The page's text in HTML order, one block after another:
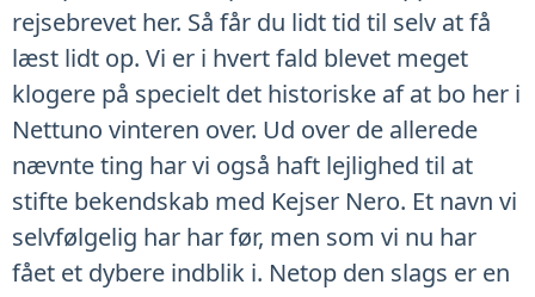
rejsebrevet her. Så får du lidt tid til selv at få
læst lidt op. Vi er i hvert fald blevet meget
klogere på specielt det historiske af at bo her i
Nettuno vinteren over. Ud over de allerede
nævnte ting har vi også haft lejlighed til at
stifte bekendskab med Kejser Nero. Et navn vi
selvfølgelig har har før, men som vi nu har
fået et dybere indblik i. Netop den slags er en